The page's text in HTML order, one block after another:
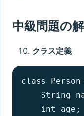
中級問題の
クラス定義
class
String
    int age;